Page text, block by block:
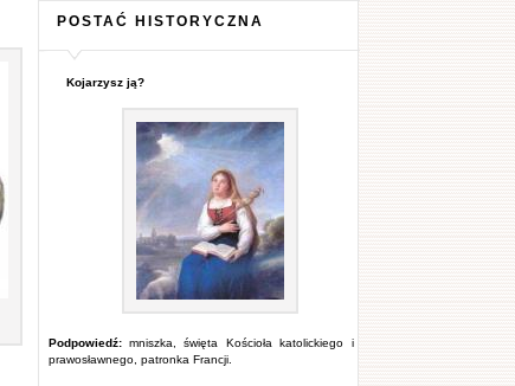
POSTAĆ HISTORYCZNA
Kojarzysz ją?
Podpowiedź:mniszka, święta Kościoła katolickiego i
prawosławnego, patronka Francji.